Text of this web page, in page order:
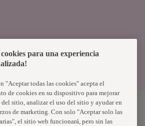
cookies para una experiencia
"Aceptar todas las cookies" acepta el
de cookies en su dispositivo para mejorar
sitio, analizar el uso del sitio y ayudar en
de marketing. Con solo "Aceptar solo las
el sitio web funcionará, pero sin las